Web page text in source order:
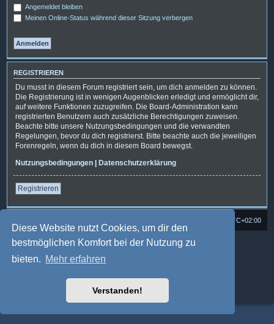
Diese Website nutzt Cookies, um dir den
bestmöglichen Komfort bei der Nutzung zu
bieten. Mehr erfahren
Verstanden!
Angemeldet bleiben
Meinen Online-Status während dieser Sitzung verbergen
REGISTRIEREN
Du musst in diesem Forum registriert sein, um dich anmelden zu können.
Die Registrierung ist in wenigen Augenblicken erledigt und ermöglicht dir,
auf weitere Funktionen zuzugreifen. Die Board-Administration kann
registrierten Benutzern auch zusätzliche Berechtigungen zuweisen.
Beachte bitte unsere Nutzungsbedingungen und die verwandten
Regelungen, bevor du dich registrierst. Bitte beachte auch die jeweiligen
Forenregeln, wenn du dich in diesem Board bewegst.
Nutzungsbedingungen | Datenschutzerklärung
Registrieren
UTC+02:00
Powered byphpBB ® Forum Software © phpBB Limited
Style: Multi Design by Joyce&Luna
Nutzungsbedingungen